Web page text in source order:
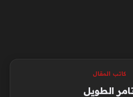
كاتب المقال
الطويل